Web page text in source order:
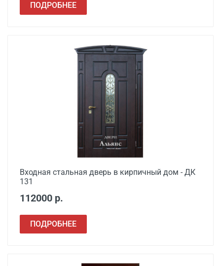
ПОДРОБНЕЕ
Входная стальная дверь в кирпичный дом - ДК
131
112000 р.
ПОДРОБНЕЕ